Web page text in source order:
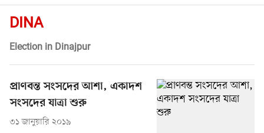
DINA
Election in Dinajpur
প্রাণবন্ত সংসদের আশা, একাদশ
সংসদের যাত্রা শুরু
৩১ জানুয়ারি ২০১৯